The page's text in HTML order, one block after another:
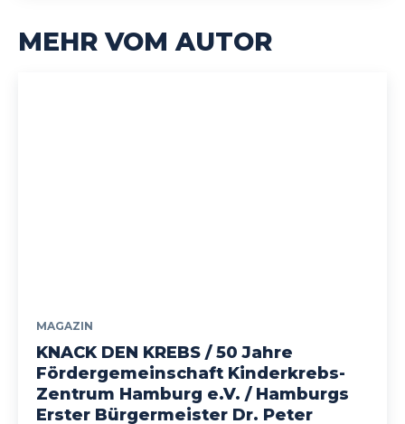
MEHR VOM AUTOR
MAGAZIN
KNACK DEN KREBS / 50 Jahre
Fördergemeinschaft Kinderkrebs-
Zentrum Hamburg e.V. / Hamburgs
Erster Bürgermeister Dr. Peter